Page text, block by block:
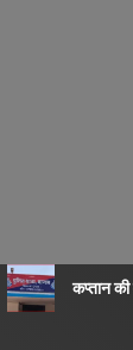
कप्तान